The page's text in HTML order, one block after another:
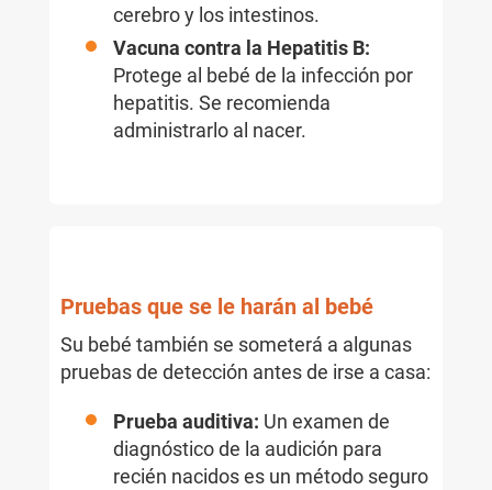
cerebro y los intestinos.
Vacuna contra la Hepatitis B:
Protege al bebé de la infección por
hepatitis. Se recomienda
administrarlo al nacer.
Pruebas que se le harán al bebé
Su bebé también se someterá a algunas
pruebas de detección antes de irse a casa:
Prueba auditiva: Un examen de
diagnóstico de la audición para
recién nacidos es un método seguro